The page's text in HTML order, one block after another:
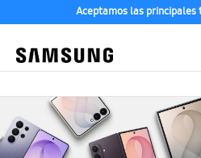
Aceptamos las